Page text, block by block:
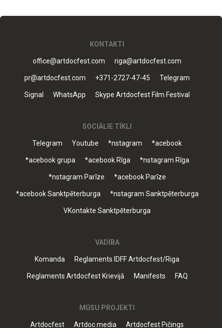
KONTAKTI
office@artdocfest.com riga@artdocfest.com
pr@artdocfest.com +371-2727-47-45 Telegram
Signal WhatsApp Skype Artdocfest Film Festival
SOCIĀLIE TĪKLI
Telegram Youtube *nstagram *acebook
*acebook grupa *acebook Rīga *nstagram Rīga
*nstagram Parīze *acebook Parīze
*acebook Sanktpēterburga *nstagram Sanktpēterburga
VKontakte Sanktpēterburga
VADĪBA
Komanda Reglaments IDFF Artdocfest/Riga
Reglaments Artdocfest Krievijā Manifests FAQ
MŪSU PROJEKTI
Artdocfest Artdoc.media Artdocfest Pičings